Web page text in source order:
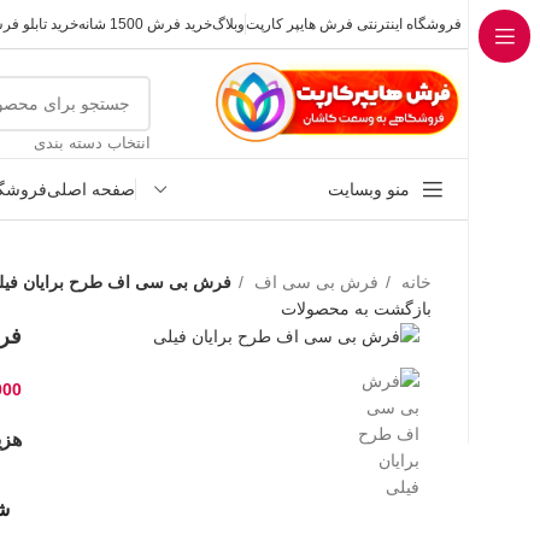
فروشگاه اینترنتی فرش هایپر کارپتوبلاگخرید فرش 1500 شانه خرید تابلو
انتخاب دسته بندی
منو وبسایت صفحه اصلی
خانه فرش بی سی اف
فرش بی سی اف طرح برایان
بازگشت به محصولات